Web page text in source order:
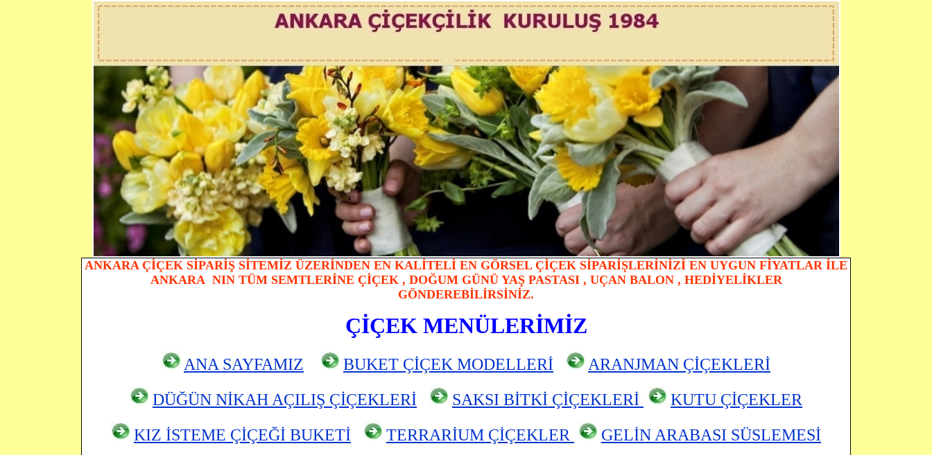
ANKARA ÇİÇEK SİPARİŞ SİTEMİZ ÜZERİNDEN EN KALİTELİ EN GÖRSEL ÇİÇEK SİPARİŞLERİNİZİ EN UYGUN FİYATLAR İLE
ANKARA NIN TÜM SEMTLERİNE ÇİÇEK , DOĞUM GÜNÜ YAŞ PASTASI , UÇAN BALON , HEDİYELİKLER
GÖNDEREBİLİRSİNİZ.
ÇİÇEK MENÜLERİMİZ
ANA SAYFAMIZ BUKET ÇİÇEK MODELLERİ
ARANJMAN ÇİÇEKLERİ
DÜĞÜN NİKAH AÇILIŞ ÇİÇEKLERİ
SAKSI BİTKİ ÇİÇEKLERİ
KUTU ÇİÇEKLER
KIZ İSTEME ÇİÇEĞİ BUKETİ
TERRARİUM ÇİÇEKLER
GELİN ARABASI SÜSLEMESİ